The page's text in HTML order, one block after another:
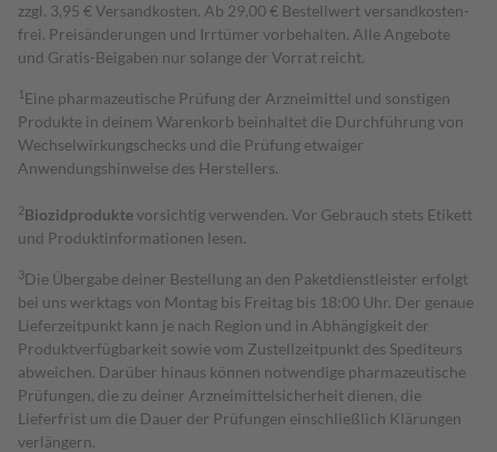
zzgl. 3,95 € Versandkosten. Ab 29,00 € Bestell­wert versand­kosten­
frei. Preisänderungen und Irrtümer vorbehalten. Alle Angebote
und Gratis-Beigaben nur solange der Vorrat reicht.
1 Eine pharmazeutische Prüfung der Arzneimittel und sonstigen
Produkte in deinem Warenkorb beinhaltet die Durchführung von
Wechselwirkungschecks und die Prüfung etwaiger
Anwendungshinweise des Herstellers.
2Biozidproduktevorsichtig verwenden. Vor Gebrauch stets Etikett
und Produktinformationen lesen.
3Die Übergabe deiner Bestellung an den Paketdienstleister erfolgt
bei uns werktags von Montag bis Freitag bis 18:00 Uhr. Der genaue
Lieferzeitpunkt kann je nach Region und in Abhängigkeit der
Produktverfügbarkeit sowie vom Zustellzeitpunkt des Spediteurs
abweichen. Darüber hinaus können notwendige pharmazeutische
Prüfungen, die zu deiner Arzneimittelsicherheit dienen, die
Lieferfrist um die Dauer der Prüfungen einschließlich Klärungen
verlängern.